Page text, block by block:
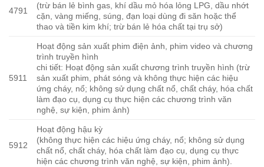
4791
(trừ bán lẻ bình gas, khí dầu mỏ hóa lỏng LPG, dầu nhớt
cặn, vàng miếng, súng, đạn loại dùng đi săn hoặc thể
thao và tiền kim khí; trừ bán lẻ hóa chất tại trụ sở)
5911
Hoạt động sản xuất phim điện ảnh, phim video và chương
trình truyền hình
chi tiết: Hoạt động sản xuất chương trình truyền hình (trừ
sản xuất phim, phát sóng và không thực hiện các hiệu
ứng cháy, nổ; không sử dụng chất nổ, chất cháy, hóa chất
làm đạo cụ, dụng cụ thực hiện các chương trình văn
nghệ, sự kiện, phim ảnh)
5912
Hoạt động hậu kỳ
(không thực hiện các hiệu ứng cháy, nổ; không sử dụng
chất nổ, chất cháy, hóa chất làm đạo cụ, dụng cụ thực
hiện các chương trình văn nghệ, sự kiện, phim ảnh).